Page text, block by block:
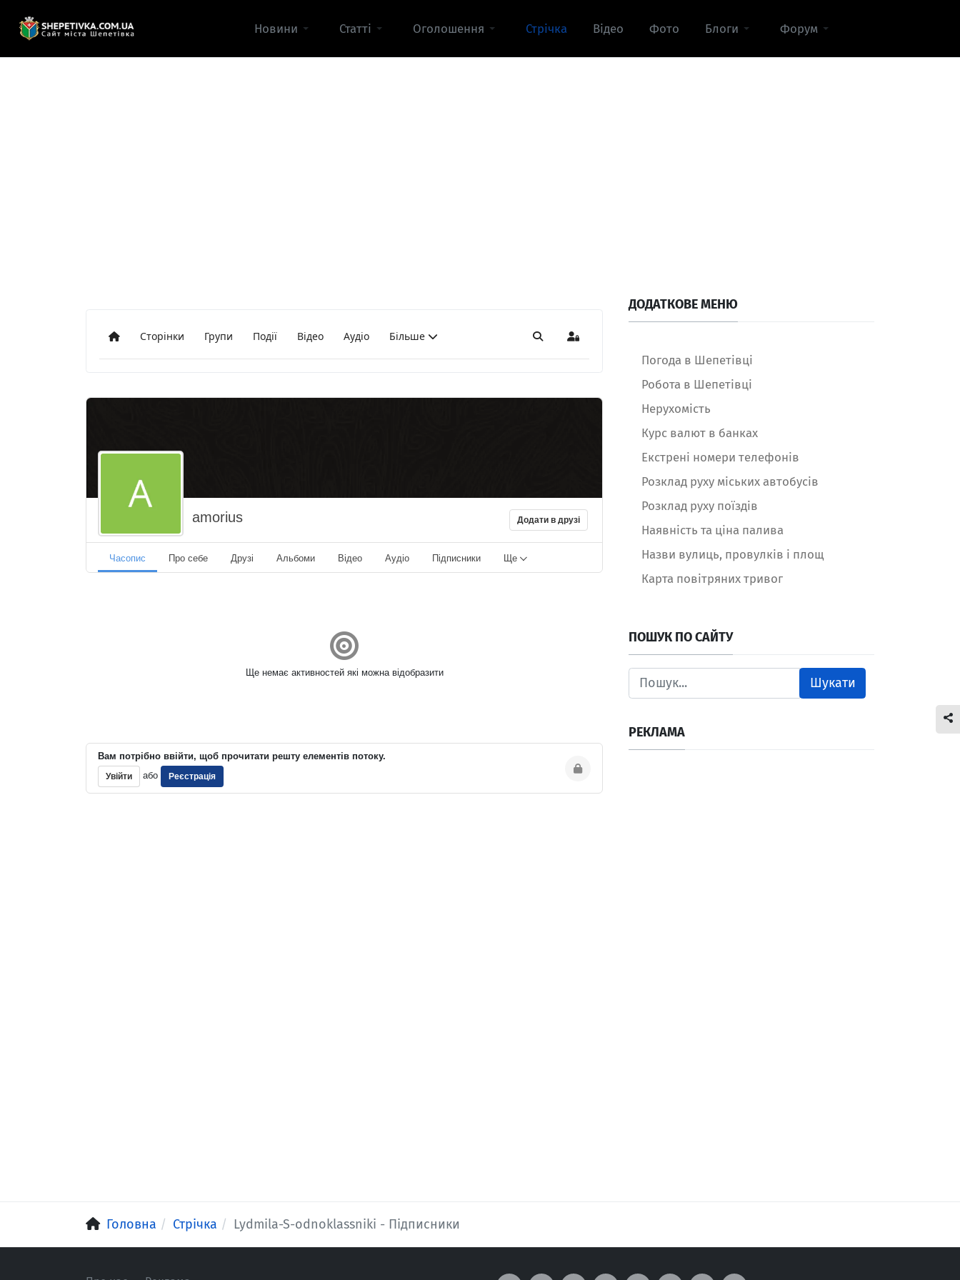
Новини Статті Оголошення Стрічка Відео Фото Блоги Форум
ДодомуСторінки Групи Події Відео Аудіо Більше Пошук Sign In
amorius Додати в друзі
Часопис Про себе Друзі Альбоми Відео Аудіо Підписники Ще
Ще немає активностей які можна відобразити
Вам потрібно ввійти, щоб прочитати решту елементів потоку.
Увійти або Реєстрація
ДОДАТКОВЕ МЕНЮ
Погода в Шепетівці
Робота в Шепетівці
Нерухомість
Курс валют в банках
Екстрені номери телефонів
Розклад руху міських автобусів
Розклад руху поїздів
Наявність та ціна палива
Назви вулиць, провулків і площ
Карта повітряних тривог
ПОШУК ПО САЙТУ
Шукати
РЕКЛАМА
Головна Стрічка Lydmila-S-odnoklassniki - Підписники